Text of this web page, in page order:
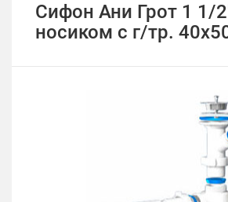
Сифон Ани Грот 1 1/
носиком с г/тр.